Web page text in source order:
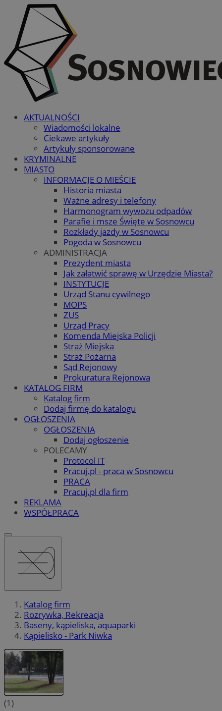
AKTUALNOŚCI
Wiadomości lokalne
Ciekawe artykuły
Artykuły sponsorowane
KRYMINALNE
MIASTO
INFORMACJE O MIEŚCIE
Historia miasta
Ważne adresy i telefony
Harmonogram wywozu odpadów
Parafie i msze Święte w Sosnowcu
Rozkłady jazdy w Sosnowcu
Pogoda w Sosnowcu
ADMINISTRACJA
Prezydent miasta
Jak załatwić sprawę w Urzędzie Miasta?
INSTYTUCJE
Urząd Stanu cywilnego
MOPS
ZUS
Urząd Pracy
Komenda Miejska Policji
Straż Miejska
Straż Pożarna
Sąd Rejonowy
Prokuratura Rejonowa
KATALOG FIRM
Katalog firm
Dodaj firmę do katalogu
OGŁOSZENIA
OGŁOSZENIA
Dodaj ogłoszenie
POLECAMY
Protocol IT
Pracuj.pl - praca w Sosnowcu
PRACA
Pracuj.pl dla firm
REKLAMA
WSPÓŁPRACA
Katalog firm
Rozrywka, Rekreacja
Baseny, kąpieliska, aquaparki
Kąpielisko - Park Niwka
(1)